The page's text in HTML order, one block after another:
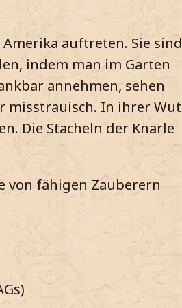
auftreten. Sie sind
indem man im Garten
annehmen, sehen
misstrauisch. In ihrer Wut
Die Stacheln der Knarle
von fähigen Zauberern